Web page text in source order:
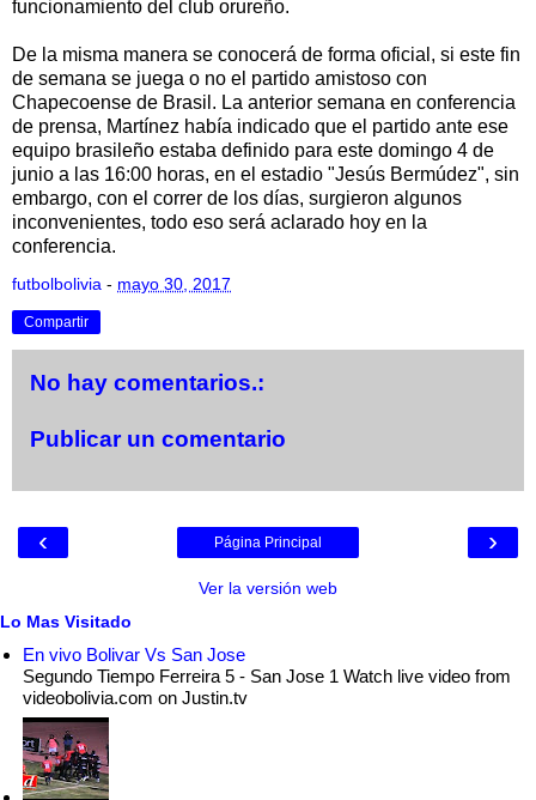
funcionamiento del club orureño.
De la misma manera se conocerá de forma oficial, si este fin
de semana se juega o no el partido amistoso con
Chapecoense de Brasil. La anterior semana en conferencia
de prensa, Martínez había indicado que el partido ante ese
equipo brasileño estaba definido para este domingo 4 de
junio a las 16:00 horas, en el estadio "Jesús Bermúdez", sin
embargo, con el correr de los días, surgieron algunos
inconvenientes, todo eso será aclarado hoy en la
conferencia.
futbolbolivia - mayo 30, 2017
Compartir
No hay comentarios.:
Publicar un comentario
‹ ›
Página Principal
Ver la versión web
Lo Mas Visitado
En vivo Bolivar Vs San Jose
Segundo Tiempo Ferreira 5 - San Jose 1 Watch live video from
videobolivia.com on Justin.tv